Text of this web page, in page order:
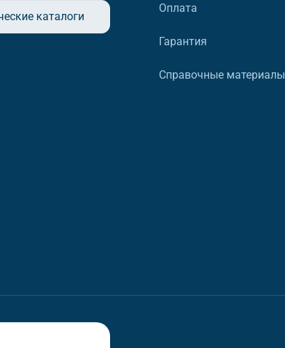
каталоги
Оплата
Гарантия
Справочные материалы